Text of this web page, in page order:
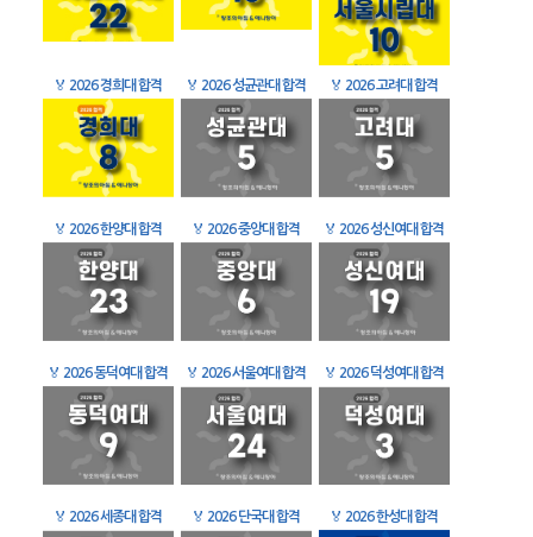
🏅 2026 경희대 합격 🏅 2026 성균관대 합격 🏅 2026 고려대 합격
🏅 2026 한양대 합격 🏅 2026 중앙대 합격 🏅 2026 성신여대 합격
🏅 2026 동덕여대 합격 🏅 2026 서울여대 합격 🏅 2026 덕성여대 합격
🏅 2026 세종대 합격 🏅 2026 단국대 합격 🏅 2026 한성대 합격